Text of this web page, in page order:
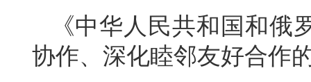
《中华人民共和国和
协作、深化睦邻友好合作